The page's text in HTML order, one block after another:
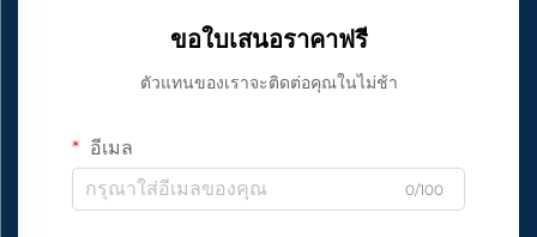
ขอใบเสนอราคาฟรี
ตัวแทนของเราจะติดต่อคุณในไม่ช้า
อีเมล
0/100